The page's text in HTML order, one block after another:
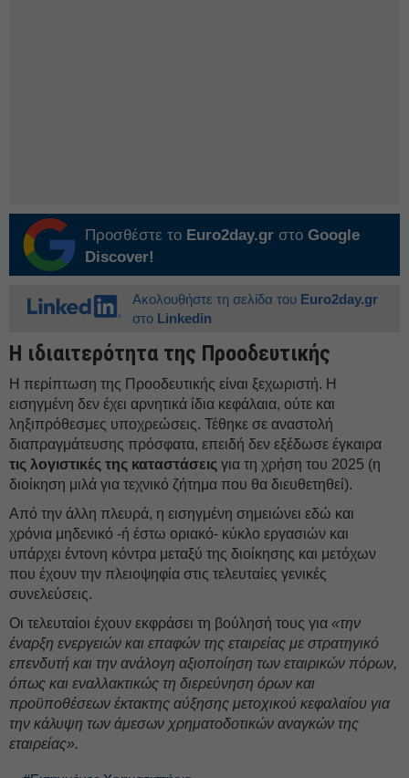
Προσθέστε το Euro2day.gr στο Google
Discover!
Ακολουθήστε τη σελίδα του Euro2day.gr
στο Linkedin
Η ιδιαιτερότητα της Προοδευτικής
Η περίπτωση της Προοδευτικής είναι ξεχωριστή. Η
εισηγμένη δεν έχει αρνητικά ίδια κεφάλαια, ούτε και
ληξιπρόθεσμες υποχρεώσεις. Τέθηκε σε αναστολή
διαπραγμάτευσης πρόσφατα, επειδή δεν εξέδωσε έγκαιρα
τις λογιστικές της καταστάσεις για τη χρήση του 2025 (η
διοίκηση μιλά για τεχνικό ζήτημα που θα διευθετηθεί).
Από την άλλη πλευρά, η εισηγμένη σημειώνει εδώ και
χρόνια μηδενικό -ή έστω οριακό- κύκλο εργασιών και
υπάρχει έντονη κόντρα μεταξύ της διοίκησης και μετόχων
που έχουν την πλειοψηφία στις τελευταίες γενικές
συνελεύσεις.
Οι τελευταίοι έχουν εκφράσει τη βούλησή τους για «την
έναρξη ενεργειών και επαφών της εταιρείας με στρατηγικό
επενδυτή και την ανάλογη αξιοποίηση των εταιρικών πόρων,
όπως και εναλλακτικώς τη διερεύνηση όρων και
προϋποθέσεων έκτακτης αύξησης μετοχικού κεφαλαίου για
την κάλυψη των άμεσων χρηματοδοτικών αναγκών της
εταιρείας».